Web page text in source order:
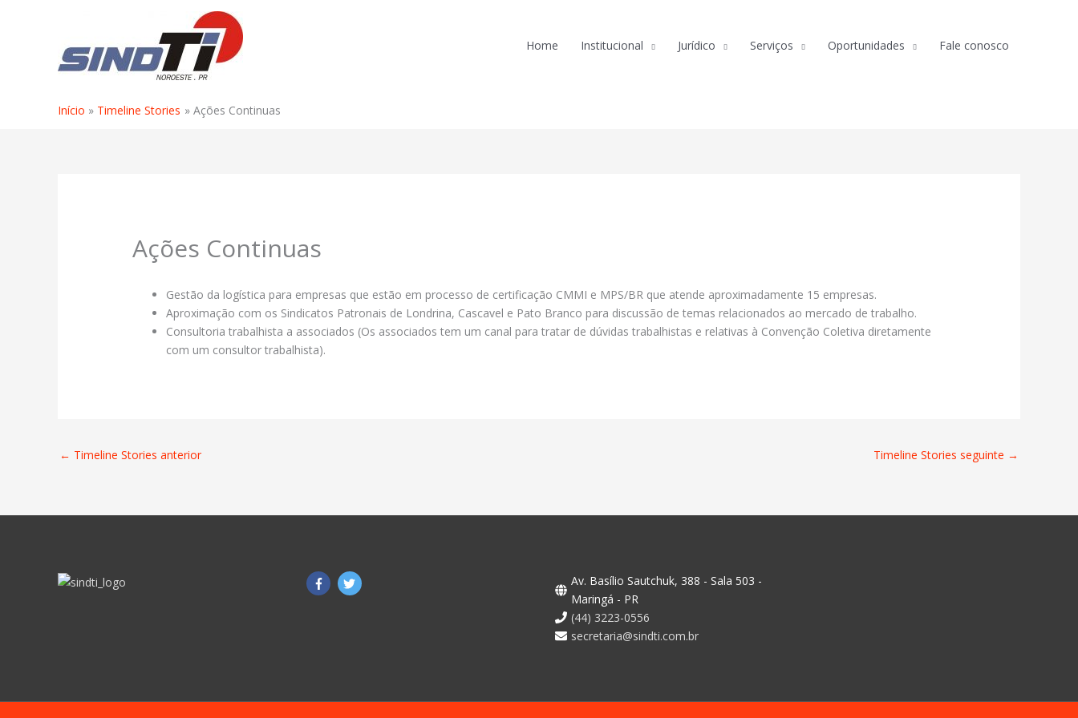
Home Institucional Jurídico Serviços Oportunidades Fale conosco
Início Timeline Stories Ações Continuas
Ações Continuas
Gestão da logística para empresas que estão em processo de certificação CMMI e MPS/BR que atende aproximadamente 15 empresas.
Aproximação com os Sindicatos Patronais de Londrina, Cascavel e Pato Branco para discussão de temas relacionados ao mercado de trabalho.
Consultoria trabalhista a associados (Os associados tem um canal para tratar de dúvidas trabalhistas e relativas à Convenção Coletiva diretamente
com um consultor trabalhista).
← Timeline Stories anterior Timeline Stories seguinte →
Av. Basílio Sautchuk, 388 - Sala 503 -
Maringá - PR
(44) 3223-0556
secretaria@sindti.com.br